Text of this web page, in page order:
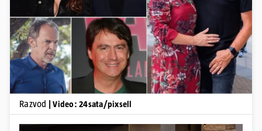
Pokretanje videa...
Razvod | Video: 24sata/pixsell